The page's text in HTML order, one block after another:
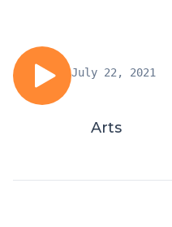
July 22, 2021
Arts